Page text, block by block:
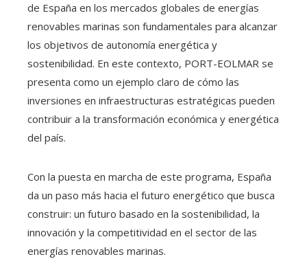
de España en los mercados globales de energías
renovables marinas son fundamentales para alcanzar
los objetivos de autonomía energética y
sostenibilidad. En este contexto, PORT-EOLMAR se
presenta como un ejemplo claro de cómo las
inversiones en infraestructuras estratégicas pueden
contribuir a la transformación económica y energética
del país.
Con la puesta en marcha de este programa, España
da un paso más hacia el futuro energético que busca
construir: un futuro basado en la sostenibilidad, la
innovación y la competitividad en el sector de las
energías renovables marinas.